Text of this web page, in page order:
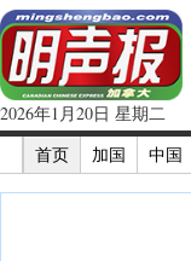
2026年1月20日 星期二
首页
加国 中国